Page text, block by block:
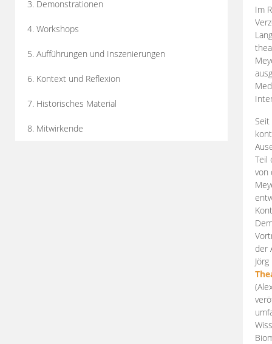
3. Demonstrationen
4. Workshops
5. Aufführungen und Inszenierungen
6. Kontext und Reflexion
7. Historisches Material
8. Mitwirkende
Im
Teil
von
der